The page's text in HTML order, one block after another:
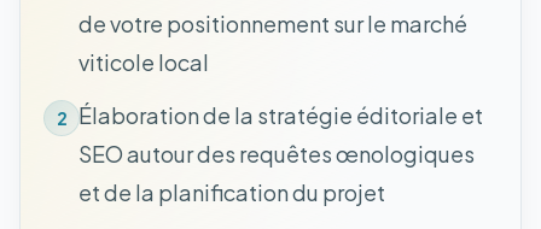
de votre positionnement sur le marché
viticole local
2 Élaboration de la stratégie éditoriale et
SEO autour des requêtes œnologiques
et de la planification du projet